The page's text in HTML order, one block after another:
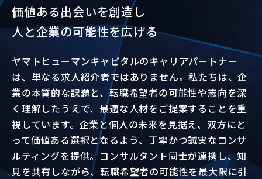
価値ある出会いを創造し
人と企業の可能性を広げる
ヤマトヒューマンキャピタルのキャリアパートナー
は、単なる求人紹介者ではありません。私たちは、企
業の本質的な課題と、転職希望者の可能性や志向を深
く理解したうえで、最適な人材をご提案することを重
視しています。企業と個人の未来を見据え、双方にと
って価値ある選択となるよう、丁寧かつ誠実なコンサ
ルティングを提供。コンサルタント同士が連携し、知
見を共有しながら、転職希望者の可能性を最大限に引